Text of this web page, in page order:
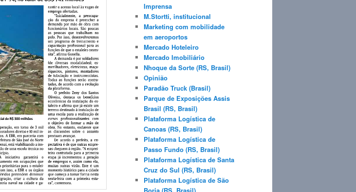
Imprensa
M.Stortti, institucional
Marketing com mobilidade
em aeroportos
Mercado Hoteleiro
Mercado Imobiliário
Nhoque da Sorte (RS, Brasil)
Opinião
Paradão Truck (Brasil)
Parque de Exposições Assis
Brasil (RS, Brasil)
Plataforma Logística de
Canoas (RS, Brasil)
Plataforma Logística de
Passo Fundo (RS, Brasil)
Plataforma Logística de Santa
Cruz do Sul (RS, Brasil)
Plataforma Logística de São